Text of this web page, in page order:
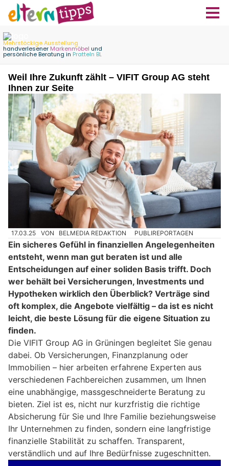
Weil Ihre Zukunft zählt – VIFIT Group AG steht
Ihnen zur Seite
17.03.25 VON BELMEDIA REDAKTION PUBLIREPORTAGEN
Ein sicheres Gefühl in finanziellen Angelegenheiten
entsteht, wenn man gut beraten ist und alle
Entscheidungen auf einer soliden Basis trifft. Doch
wer behält bei Versicherungen, Investments und
Hypotheken wirklich den Überblick? Verträge sind
oft komplex, die Angebote vielfältig – da ist es nicht
leicht, die beste Lösung für die eigene Situation zu
finden.
Die VIFIT Group AG in Grüningen begleitet Sie genau
dabei. Ob Versicherungen, Finanzplanung oder
Immobilien – hier arbeiten erfahrene Experten aus
verschiedenen Fachbereichen zusammen, um Ihnen
eine unabhängige, massgeschneiderte Beratung zu
bieten. Ziel ist es, nicht nur kurzfristig die richtige
Absicherung für Sie und Ihre Familie beziehungsweise
Ihr Unternehmen zu finden, sondern eine langfristige
finanzielle Stabilität zu schaffen. Transparent,
verständlich und auf Ihre Bedürfnisse zugeschnitten.